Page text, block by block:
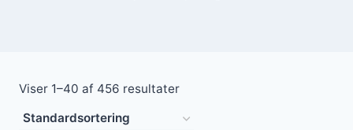
Viser 1–40 af 456 resultater